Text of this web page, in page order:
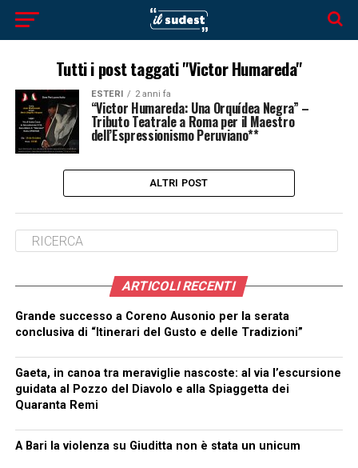
Tutti i post taggati "Victor Humareda"
ESTERI 2 anni fa
“Victor Humareda: Una Orquídea Negra” –
Tributo Teatrale a Roma per il Maestro
dell’Espressionismo Peruviano**
ALTRI POST
ARTICOLI RECENTI
Grande successo a Coreno Ausonio per la serata
conclusiva di “Itinerari del Gusto e delle Tradizioni”
Gaeta, in canoa tra meraviglie nascoste: al via l’escursione
guidata al Pozzo del Diavolo e alla Spiaggetta dei
Quaranta Remi
A Bari la violenza su Giuditta non è stata un unicum